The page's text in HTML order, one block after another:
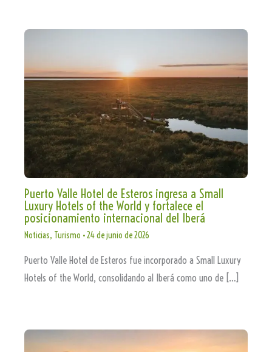
Puerto Valle Hotel de Esteros ingresa a Small
Luxury Hotels of the World y fortalece el
posicionamiento internacional del Iberá
Noticias, Turismo •24 de junio de 2026
Puerto Valle Hotel de Esteros fue incorporado a Small Luxury
Hotels of the World, consolidando al Iberá como uno de […]